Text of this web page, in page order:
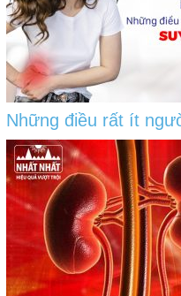
Những điều rất ít